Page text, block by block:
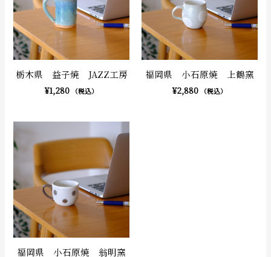
栃木県 益子焼 JAZZ工房
¥1,280 （税込）
福岡県 小石原焼 上鶴窯
¥2,880 （税込）
福岡県 小石原焼 翁明窯